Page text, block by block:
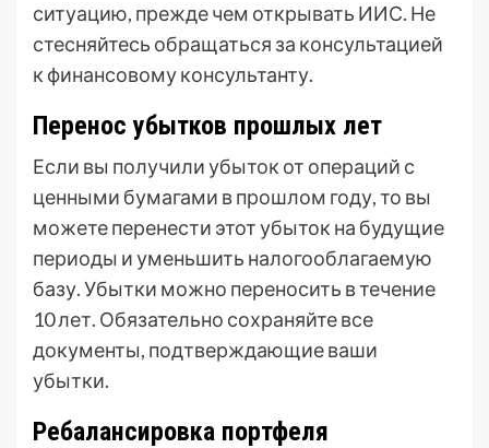
ситуацию, прежде чем открывать ИИС. Не
стесняйтесь обращаться за консультацией
к финансовому консультанту.
Перенос убытков прошлых лет
Если вы получили убыток от операций с
ценными бумагами в прошлом году, то вы
можете перенести этот убыток на будущие
периоды и уменьшить налогооблагаемую
базу. Убытки можно переносить в течение
10 лет. Обязательно сохраняйте все
документы, подтверждающие ваши
убытки.
Ребалансировка портфеля